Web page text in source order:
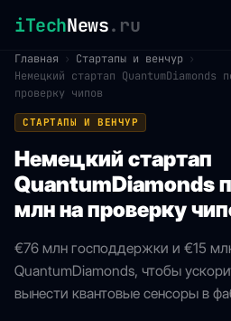
iTechNews.ru
Главная › Стартапы и венчур
›
Немецкий стартап QuantumDiamonds
проверку чипов
СТАРТАПЫ И ВЕНЧУР
Немецкий стартап
QuantumDiamonds
млн на проверку
€76 млн господдержки и €15
QuantumDiamonds, чтобы
вынести квантовые сенсоры в